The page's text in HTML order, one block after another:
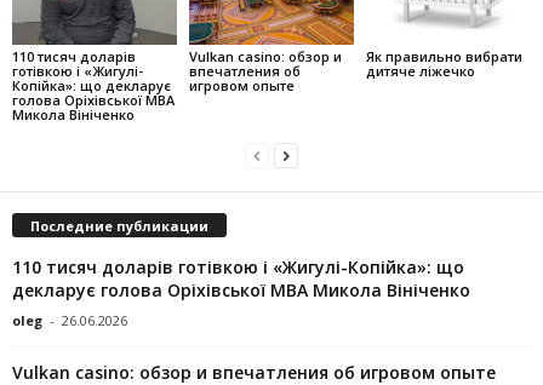
110 тисяч доларів
готівкою і «Жигулі-
Копійка»: що декларує
голова Оріхівської МВА
Микола Вініченко
Vulkan casino: обзор и
впечатления об
игровом опыте
Як правильно вибрати
дитяче ліжечко
Последние публикации
110 тисяч доларів готівкою і «Жигулі-Копійка»: що
декларує голова Оріхівської МВА Микола Вініченко
oleg - 26.06.2026
Vulkan casino: обзор и впечатления об игровом опыте